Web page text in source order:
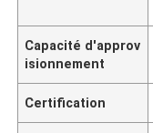
Capacité d'approv
isionnement
Certification